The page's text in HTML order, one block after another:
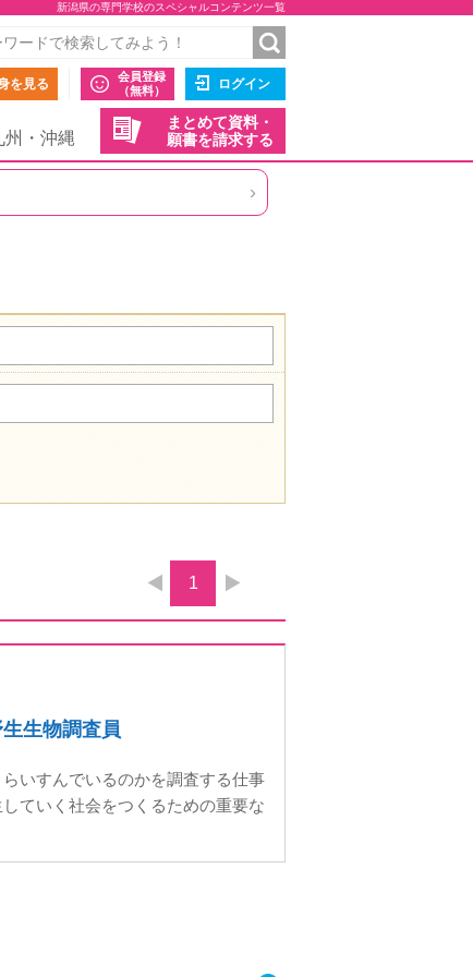
新潟県の専門学校のスペシャルコンテンツ一覧
を見る
会員登録
（無料）
ログイン
まとめて資料・
願書を請求する
州・沖縄
›
1
生物調査員
いすんでいるのかを調査する仕事
ていく社会をつくるための重要な